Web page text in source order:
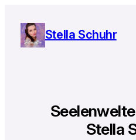
Stella Schuhr
Stella